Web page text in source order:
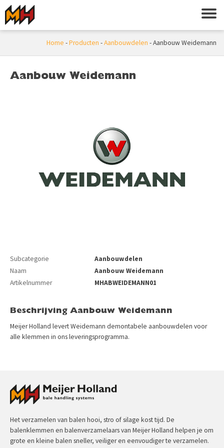
Home -Producten -Aanbouwdelen -Aanbouw Weidemann
Aanbouw Weidemann
Subcategorie
Aanbouwdelen
Naam
Aanbouw Weidemann
Artikelnummer
MHABWEIDEMANN01
Beschrijving Aanbouw Weidemann
Meijer Holland levert Weidemann demontabele aanbouwdelen voor
alle klemmen in ons leveringsprogramma.
Het verzamelen van balen hooi, stro of silage kost tijd. De
balenklemmen en balenverzamelaars van Meijer Holland helpen je om
grote en kleine balen sneller, veiliger en eenvoudiger te verzamelen.